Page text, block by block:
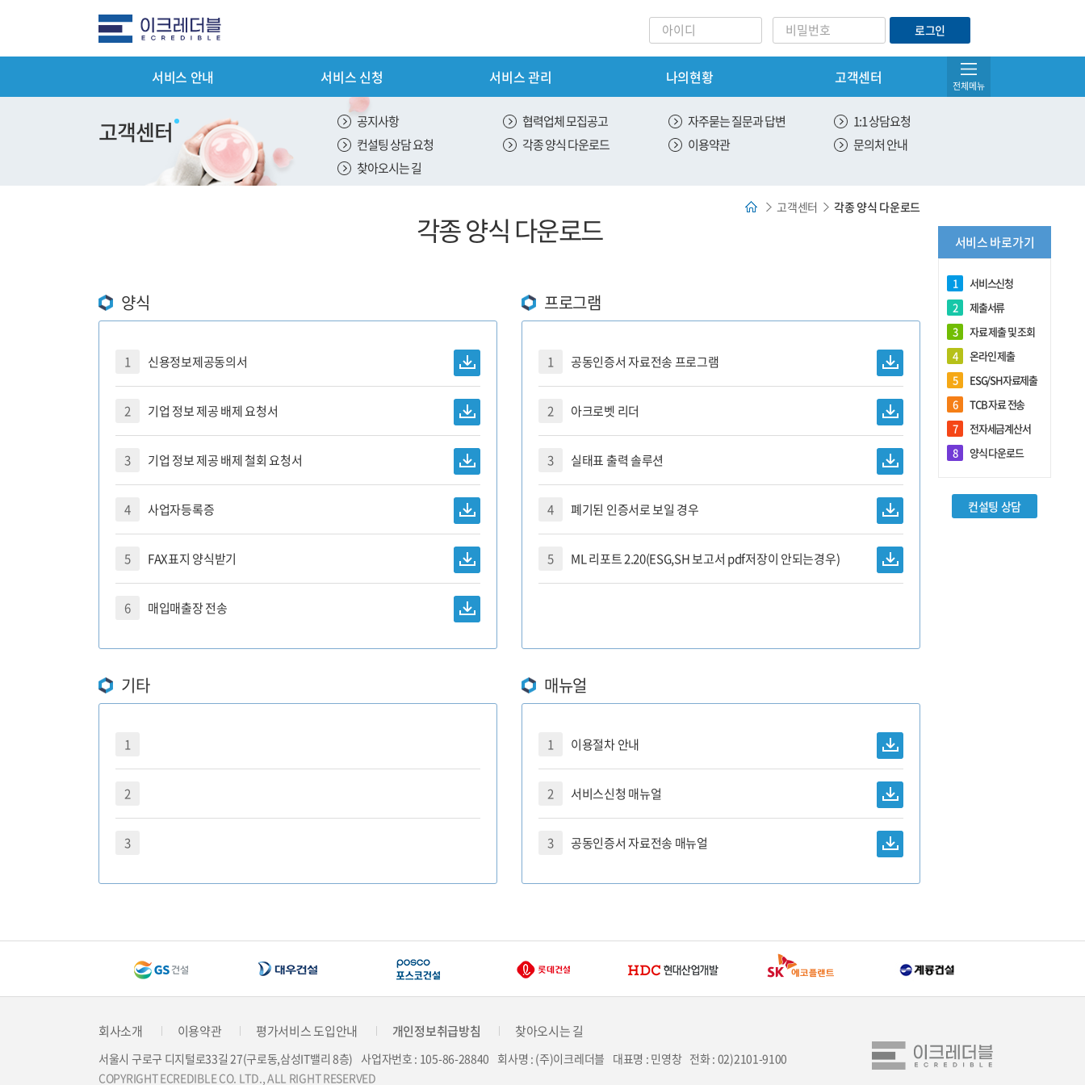
로그인
회원가입
서비스 안내 서비스 신청 서비스 관리 나의현황 고객센터 전체메뉴
전체메뉴 서비스 안내
평가서비스 안내
서비스 신청
SH 평가 서비스 신청
서비스 관리
유효한 서비스 조회
ESG/SH 평가자료 제출
서비스상품 신청/진행 현황 조회
협력업체 모집공고
자주묻는 질문과 답변
이용약관
회원가입
담당자 추가등록
고객센터 공지사항 협력업체 모집공고 자주묻는 질문과 답변
1:1 상담요청
컨설팅 상담 요청
각종 양식 다운로드 이용약관
문의처 안내
찾아오시는 길
각종 양식 다운로드
고객센터 각종 양식 다운로드
양식
1 신용정보제공동의서
2 기업 정보 제공 배제 요청서
3 기업 정보 제공 배제 철회 요청서
4 사업자등록증
5 FAX표지 양식받기
6 매입매출장 전송
프로그램
1 공동인증서 자료전송 프로그램
2 아크로벳 리더
3 실태표 출력 솔루션
4 폐기된 인증서로 보일 경우
5 ML 리포트 2.20(ESG,SH 보고서 pdf저장이 안되는경우)
기타
1
2
3
매뉴얼
1 이용절차 안내
2 서비스신청 매뉴얼
3 공동인증서 자료전송 매뉴얼
서비스 바로가기
1
서비스신청
2
제출서류
3
자료 제출 및 조회
4
온라인 제출
5
ESG/SH자료제출
6
TCB 자료 전송
7
전자세금계산서
8
양식 다운로드
컨설팅 상담
회사소개 이용약관 평가서비스 도입안내 개인정보취급방침 찾아오시는 길
서울시 구로구 디지털로33길 27(구로동,삼성IT밸리 8층) 사업자번호 : 105-86-28840 회사명 : (주)이크레더블 대표명 : 민영창 전화 : 02)2101-9100
COPYRIGHT ECREDIBLE CO. LTD., ALL RIGHT RESERVED